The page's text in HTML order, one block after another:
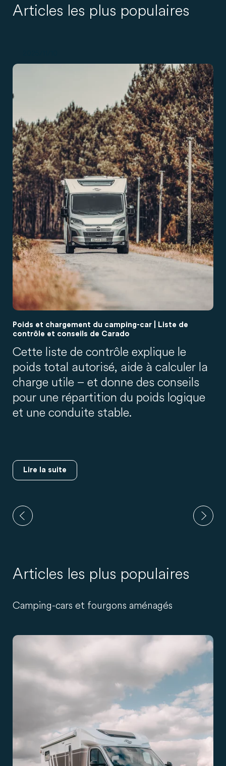
Articles les plus populaires
Poids et chargement du camping-car | Liste de
contrôle et conseils de Carado
Cette liste de contrôle explique le
poids total autorisé, aide à calculer la
charge utile – et donne des conseils
pour une répartition du poids logique
et une conduite stable.
Lire la suite
Articles les plus populaires
Camping-cars et fourgons aménagés